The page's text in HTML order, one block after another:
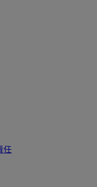
任